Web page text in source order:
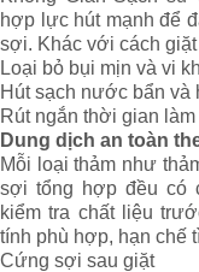
hợp lực hút mạnh để
sợi. Khác với cách
Loại bỏ bụi mịn và vi
Hút sạch nước bẩn và
Rút ngắn thời gian làm
Dung dịch an toàn
Mỗi loại thảm như
sợi tổng hợp đều có
kiểm tra chất liệu
tính phù hợp, hạn chế
Cứng sợi sau giặt